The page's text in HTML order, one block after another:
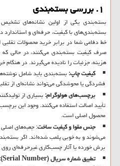
۱. بررسی بسته‌بندی
بسته‌بندی یکی از اولین نشانه‌های
بسته‌بندی‌های با کیفیت، حرفه‌ای و
خط دفاعی شما در برابر خرید محصولات
صرف کیفیت بسته‌بندی می‌کنند، در حالی
هزینه، جزئیات را نادیده می‌گیرند. در هنگام
کیفیت چاپ:بسته‌بندی باید شامل
فشردگی یا محوشدگی می‌تواند نشانه‌ای از
برچسب‌های هولوگرام:بسیاری از
تأیید اصالت استفاده می‌کنند. وجود این
محصول اصلی است.
جنس مقوا و کیفیت ساخت: جعبه‌های
می‌شوند و به خوبی پلمب شده‌اند. اگر
برش خورده یا آثار چسب‌کاری غیرحرفه‌ای روی
تطبیق شماره سریال (Serial Number):